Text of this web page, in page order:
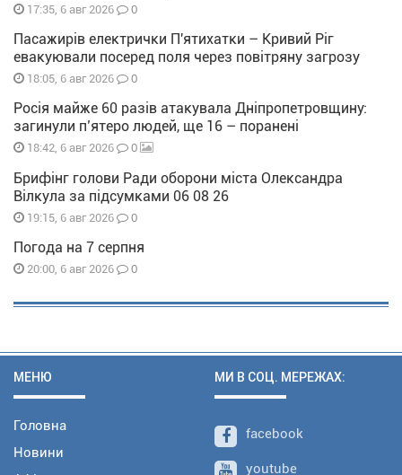
17:35, 6 авг 2026 0
Пасажирів електрички П'ятихатки – Кривий Ріг
евакуювали посеред поля через повітряну загрозу
18:05, 6 авг 2026 0
Росія майже 60 разів атакувала Дніпропетровщину:
загинули п’ятеро людей, ще 16 – поранені
18:42, 6 авг 2026 0
Брифінг голови Ради оборони міста Олександра
Вілкула за підсумками 06 08 26
19:15, 6 авг 2026 0
Погода на 7 серпня
20:00, 6 авг 2026 0
МЕНЮ
Головна
Новини
МИ В СОЦ. МЕРЕЖАХ:
facebook
youtube